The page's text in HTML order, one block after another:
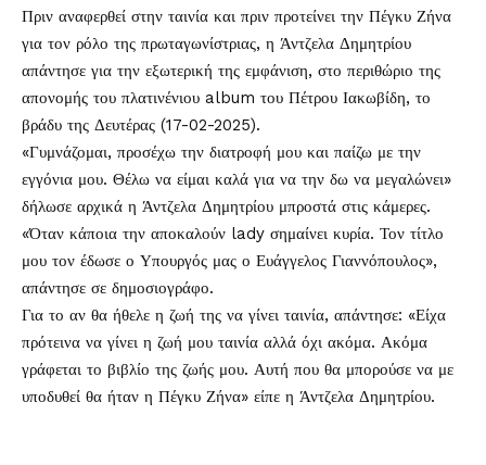
Πριν αναφερθεί στην ταινία και πριν προτείνει την Πέγκυ Ζήνα
για τον ρόλο της πρωταγωνίστριας, η Άντζελα Δημητρίου
απάντησε για την εξωτερική της εμφάνιση, στο περιθώριο της
απονομής του πλατινένιου album του Πέτρου Ιακωβίδη, το
βράδυ της Δευτέρας (17-02-2025).
«Γυμνάζομαι, προσέχω την διατροφή μου και παίζω με την
εγγόνια μου. Θέλω να είμαι καλά για να την δω να μεγαλώνει»
δήλωσε αρχικά η Άντζελα Δημητρίου μπροστά στις κάμερες.
«Όταν κάποια την αποκαλούν lady σημαίνει κυρία. Τον τίτλο
μου τον έδωσε ο Υπουργός μας ο Ευάγγελος Γιαννόπουλος»,
απάντησε σε δημοσιογράφο.
Για το αν θα ήθελε η ζωή της να γίνει ταινία, απάντησε: «Είχα
πρότεινα να γίνει η ζωή μου ταινία αλλά όχι ακόμα. Ακόμα
γράφεται το βιβλίο της ζωής μου. Αυτή που θα μπορούσε να με
υποδυθεί θα ήταν η Πέγκυ Ζήνα» είπε η Άντζελα Δημητρίου.